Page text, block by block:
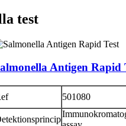
test
Antigen Rapid
501080